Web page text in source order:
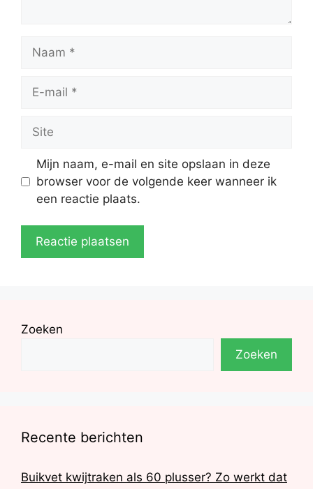
mail
Mijn naam, e-mail en site opslaan in deze
browser voor de volgende keer wanneer ik
een reactie plaats.
Zoeken
Zoeken
Recente berichten
Buikvet kwijtraken als 60 plusser? Zo werkt dat